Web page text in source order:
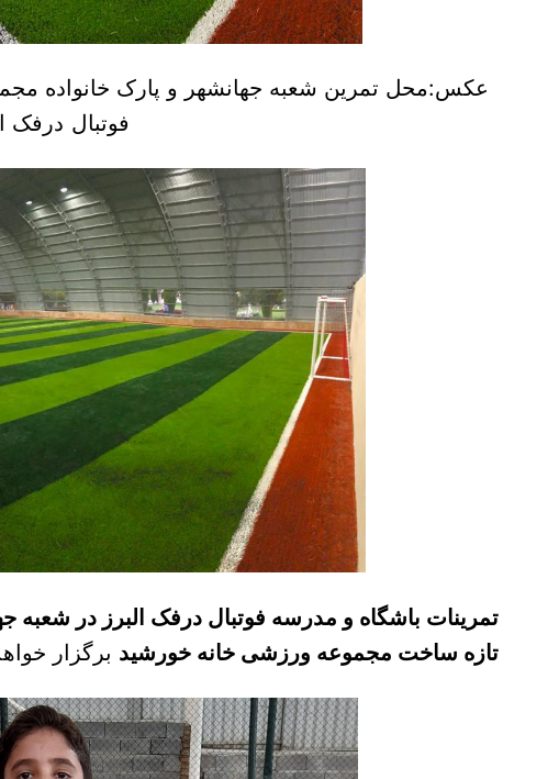
عکس:محل تمرین شعبه جهانشهر و پارک خانواده
فوتبال درفک
تمرینات باشگاه و مدرسه فوتبال درفک البرز در شعبه
تازه ساخت مجموعه ورزشی خانه خورشید برگزار